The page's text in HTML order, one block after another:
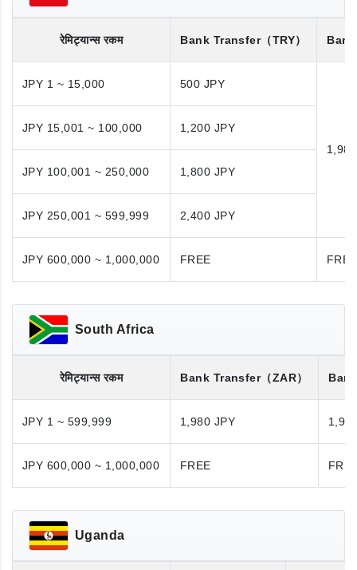
रेमिट्यान्स रकम Bank Transfer（TRY）
JPY 1 ~ 15,000 500 JPY
JPY 15,001 ~ 100,000 1,200 JPY
JPY 100,001 ~ 250,000 1,800 JPY
JPY 250,001 ~ 599,999 2,400 JPY
JPY 600,000 ~ 1,000,000 FREE FREE
South Africa
रेमिट्यान्स रकम Bank Transfer（ZAR）
JPY 1 ~ 599,999 1,980 JPY
JPY 600,000 ~ 1,000,000 FREE
Uganda